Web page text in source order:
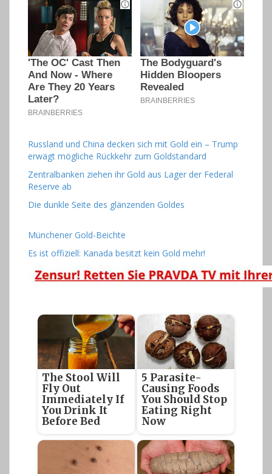
Russland und China decken sich mit Gold ein – Trump
erwägt mögliche Rückkehr zum Goldstandard
Zentralbanken ziehen ihr Gold aus Lager der Federal
Reserve ab
Die dunkle Seite des glänzenden Goldes
Münchener Gold-Beichte
Es ist offiziell: Kanada besitzt kein Gold mehr!
The Stool Will
Fly Out
Immediately If
You Drink It
Before Bed
5 Parasite-
Causing Foods
You Should Stop
Eating Right
Now